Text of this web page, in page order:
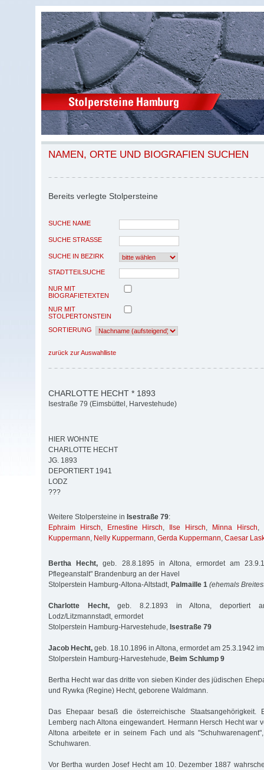
NAMEN, ORTE UND BIOGRAFIEN SUCHEN
Bereits verlegte Stolpersteine
SUCHE NAME
SUCHE STRASSE
SUCHE IN BEZIRK
STADTTEILSUCHE
NUR MIT
BIOGRAFIETEXTEN
NUR MIT
STOLPERTONSTEIN
SORTIERUNG
zurück zur Auswahlliste
CHARLOTTE HECHT * 1893
Isestraße 79 (Eimsbüttel, Harvestehude)
HIER WOHNTE
CHARLOTTE HECHT
JG. 1893
DEPORTIERT 1941
LODZ
???
Weitere Stolpersteine in Isestraße 79:
Ephraim Hirsch, Ernestine Hirsch, Ilse Hirsch, Minna Hirsch,
Kuppermann, Nelly Kuppermann, Gerda Kuppermann, Caesar
Bertha Hecht, geb. 28.8.1895 in Altona, ermordet am
Pflegeanstalt" Brandenburg an der Havel
Stolperstein Hamburg-Altona-Altstadt, Palmaille 1 (ehemals
Charlotte Hecht,geb. 8.2.1893 in Altona, deportiert
Lodz/Litzmannstadt, ermordet
Stolperstein Hamburg-Harvestehude, Isestraße 79
Jacob Hecht, geb. 18.10.1896 in Altona, ermordet am 25.3.1942
Stolperstein Hamburg-Harvestehude, Beim Schlump 9
Bertha Hecht war das dritte von sieben Kinder des jüdischen
und Rywka (Regine) Hecht, geborene Waldmann.
Das Ehepaar besaß die österreichische
Lemberg nach Altona eingewandert. Hermann Hersch Hecht war
Altona arbeitete er in seinem Fach und als
Schuhwaren.
Vor Bertha wurden Josef Hecht am 10. Dezember 1887